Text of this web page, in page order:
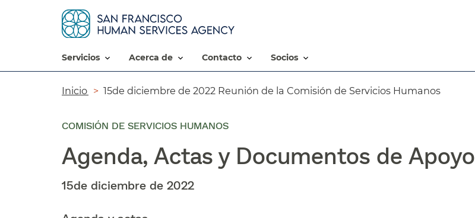
servicios​​ acerca de​​ contacto​​ socios​​
Ruta
navegación​​
Inicio​​ 15de diciembre de 2022 Reunión de la Comisión de Servicios Humanos​​
COMISIÓN DE SERVICIOS HUMANOS
Agenda, Actas y Documentos de Apoyo​​
15de diciembre de 2022​​